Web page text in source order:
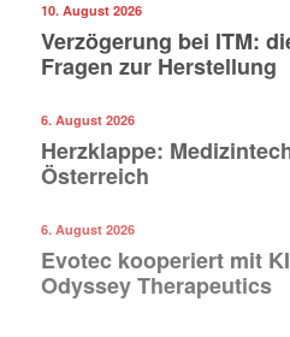
10. August 2026
Verzögerung bei ITM:
Fragen zur Herstellung
6. August 2026
Herzklappe:
Österreich
6. August 2026
Evotec kooperiert mit
Odyssey Therapeutics